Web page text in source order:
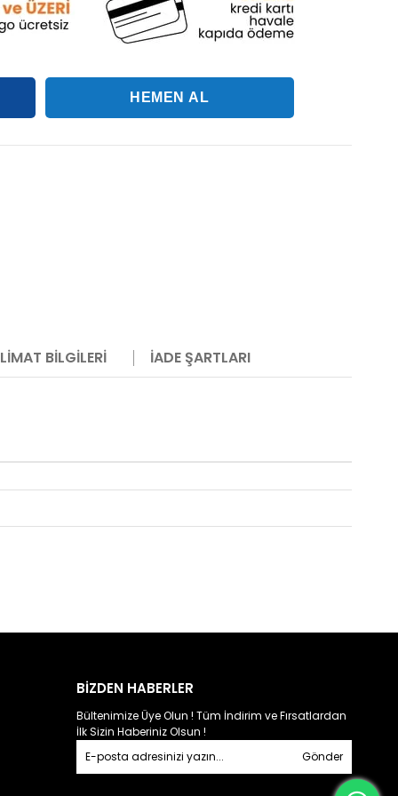
BILGILERI İADE ŞARTLARI
BİZDEN HABERLER
Bültenimize Üye Olun ! Tüm İndirim ve Fırsatlardan
İlk Sizin Haberiniz Olsun !
Gönder